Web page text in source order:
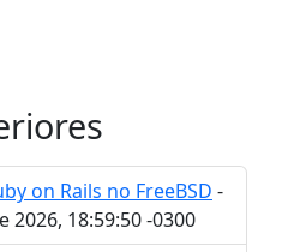
on Rails no FreeBSD -
2026, 18:59:50 -0300